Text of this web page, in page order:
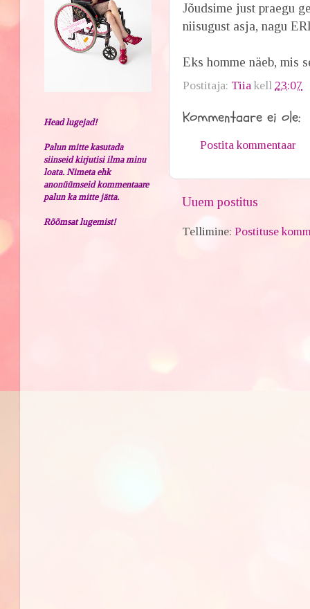
Jõudsime just praegu
niisugust asja, nagu
Eks homme näeb, mis
Postitaja: Tiia kell 23:07
Kommentaare ei ole:
Postita kommentaar
Uuem postitus
Tellimine:Postituse
Head lugejad!
Palun mitte kasutada
siinseid kirjutisi ilma minu
loata. Nimeta ehk
anonüümseid kommentaare
palun ka mitte jätta.
Rõõmsat lugemist!